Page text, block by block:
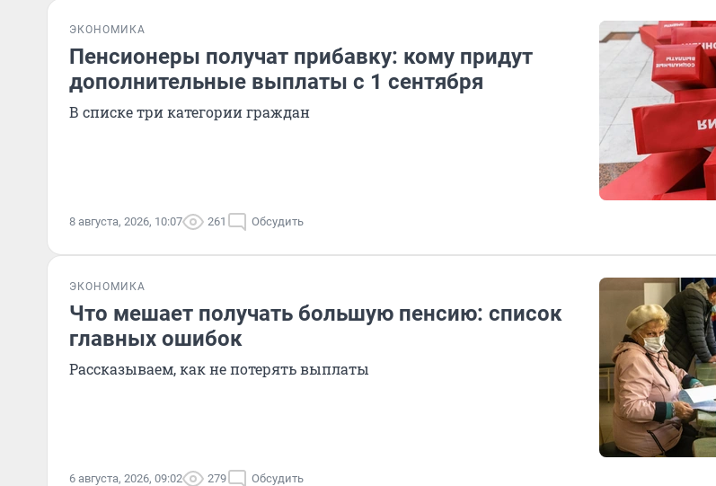
ЭКОНОМИКА
Пенсионеры получат прибавку: кому придут
дополнительные выплаты с 1 сентября
В списке три категории граждан
8 августа, 2026, 10:07 261 Обсудить
ЭКОНОМИКА
Что мешает получать большую пенсию: список
главных ошибок
Рассказываем, как не потерять выплаты
6 августа, 2026, 09:02 279 Обсудить